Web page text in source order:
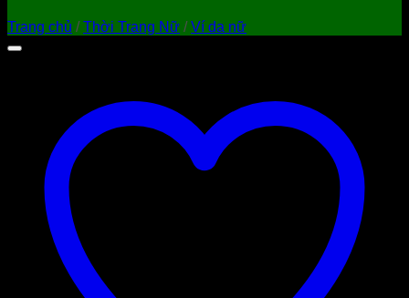
Trang chủ / Thời Trang Nữ / Ví da nữ